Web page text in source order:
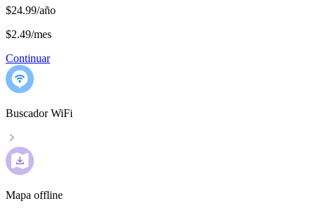
$24.99/año
$2.49/mes
Continuar
Buscador WiFi
Mapa offline